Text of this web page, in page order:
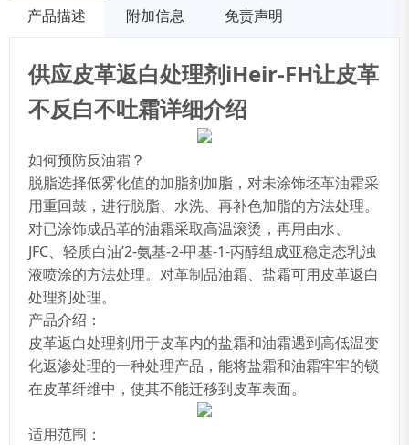
产品描述 附加信息 免责声明
供应皮革返白处理剂iHeir-FH让皮革
不反白不吐霜详细介绍
如何预防反油霜？
脱脂选择低雾化值的加脂剂加脂，对未涂饰坯革油霜采
用重回鼓，进行脱脂、水洗、再补色加脂的方法处理。
对已涂饰成品革的油霜采取高温滚烫，再用由水、
JFC、轻质白油’2-氨基-2-甲基-1-丙醇组成亚稳定态乳浊
液喷涂的方法处理。对革制品油霜、盐霜可用皮革返白
处理剂处理。
产品介绍：
皮革返白处理剂用于皮革内的盐霜和油霜遇到高低温变
化返渗处理的一种处理产品，能将盐霜和油霜牢牢的锁
在皮革纤维中，使其不能迁移到皮革表面。
适用范围：